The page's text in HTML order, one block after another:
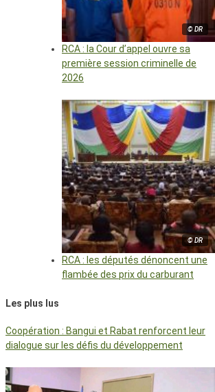
© DR
RCA : la Cour d’appel ouvre sa
première session criminelle de
2026
© DR
RCA : les députés dénoncent une
flambée des prix du carburant
Les plus lus
Coopération : Bangui et Rabat renforcent leur
dialogue sur les défis du développement